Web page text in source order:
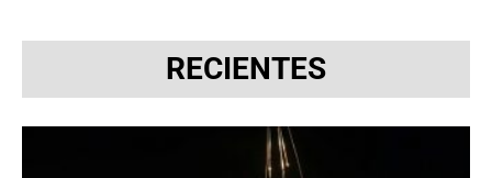
RECIENTES